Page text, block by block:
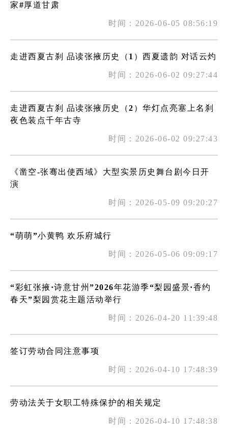
家#厚道甘肃
时间：2026-06-05 08:56:19
走进西夏古刹 品读张掖历史（1）西夏遗韵 对话云灼
时间：2026-06-02 09:27:44
走进西夏古刹 品读张掖历史（2）华灯点亮塞上名刹
夜色装点千年古寺
时间：2026-06-02 09:27:43
《凿空-张骞出使西域》大型实景历史舞台剧今日开
演
时间：2026-05-09 09:20:27
“萌萌”小黄鸭 欢乐府城行
时间：2026-05-06 09:09:17
“彩虹张掖·诗意甘州”2026年花游季“梨园盛景·香约
春天”梨园赏花主题活动举行
时间：2026-04-20 11:39:48
签订劳动合同注意事项
时间：2026-04-10 17:48:39
劳动法关于女职工特殊保护的相关规定
时间：2026-04-10 17:48:38